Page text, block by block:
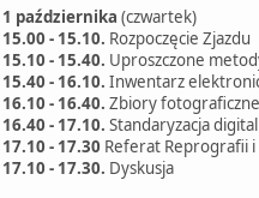
1 października (czwartek)
15.00 - 15.10. Rozpoczęcie Zjazdu
15.10 - 15.40. Uproszczone
15.40 - 16.10. Inwentarz
16.10 - 16.40. Zbiory
16.40 - 17.10. Standaryzacja
17.10 - 17.30 Referat Reprografii i
17.10 - 17.30. Dyskusja